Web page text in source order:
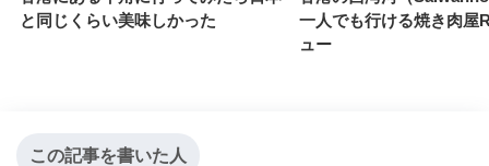
と同じくらい美味しかった
一人でも行ける焼き肉屋
ュー
この記事を書いた人